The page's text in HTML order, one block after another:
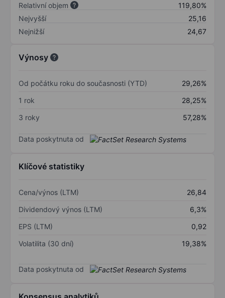
Relativní objem
119,80%
Nejvyšší
25,16
Nejnižší
24,67
Výnosy
Od počátku roku do současnosti (YTD)
29,26%
1 rok
28,25%
3 roky
57,28%
Data poskytnuta od
Klíčové statistiky
Cena/výnos (LTM)
26,84
Dividendový výnos (LTM)
6,3%
EPS (LTM)
0,92
Volatilita (30 dní)
19,38%
Data poskytnuta od